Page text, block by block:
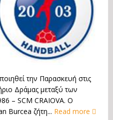
την Παρασκευή στις
Δράμας μεταξύ των
– SCM CRAIOVA. Ο
Burcea ζήτη... Read more